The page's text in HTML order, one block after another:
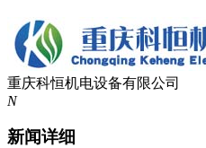
重庆科恒机电设备有限公司
N
新闻详细